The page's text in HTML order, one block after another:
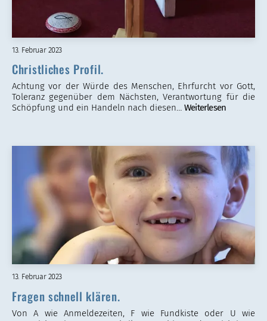
13. Februar 2023
Christliches Profil.
Achtung vor der Würde des Menschen, Ehrfurcht vor Gott,
Toleranz gegenüber dem Nächsten, Verantwortung für die
Schöpfung und ein Handeln nach diesen… Weiterlesen
13. Februar 2023
Fragen schnell klären.
Von A wie Anmeldezeiten, F wie Fundkiste oder U wie